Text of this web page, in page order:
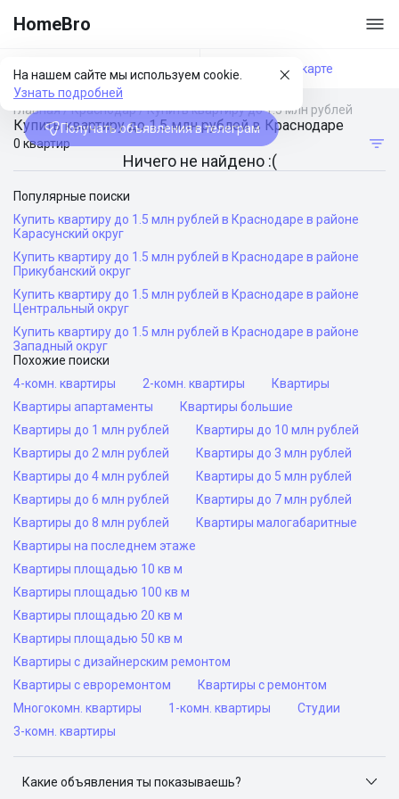
HomeBro
На нашем сайте мы используем cookie.
Узнать подробней
Получать объявления в телеграм
Фильтры На карте
Главная/Краснодар/Купить квартиру до 1.5 млн рублей
Купить квартиру до 1.5 млн рублей в Краснодаре
0 квартир
Ничего не найдено :(
Популярные поиски
Купить квартиру до 1.5 млн рублей в Краснодаре в районе
Карасунский округ
Купить квартиру до 1.5 млн рублей в Краснодаре в районе
Прикубанский округ
Купить квартиру до 1.5 млн рублей в Краснодаре в районе
Центральный округ
Купить квартиру до 1.5 млн рублей в Краснодаре в районе
Западный округ
Похожие поиски
4-комн. квартиры
2-комн. квартиры
Квартиры
Квартиры апартаменты
Квартиры большие
Квартиры до 1 млн рублей
Квартиры до 10 млн рублей
Квартиры до 2 млн рублей
Квартиры до 3 млн рублей
Квартиры до 4 млн рублей
Квартиры до 5 млн рублей
Квартиры до 6 млн рублей
Квартиры до 7 млн рублей
Квартиры до 8 млн рублей
Квартиры малогабаритные
Квартиры на последнем этаже
Квартиры площадью 10 кв м
Квартиры площадью 100 кв м
Квартиры площадью 20 кв м
Квартиры площадью 50 кв м
Квартиры с дизайнерским ремонтом
Квартиры с евроремонтом
Квартиры с ремонтом
Многокомн. квартиры
1-комн. квартиры
Студии
3-комн. квартиры
Какие объявления ты показываешь?